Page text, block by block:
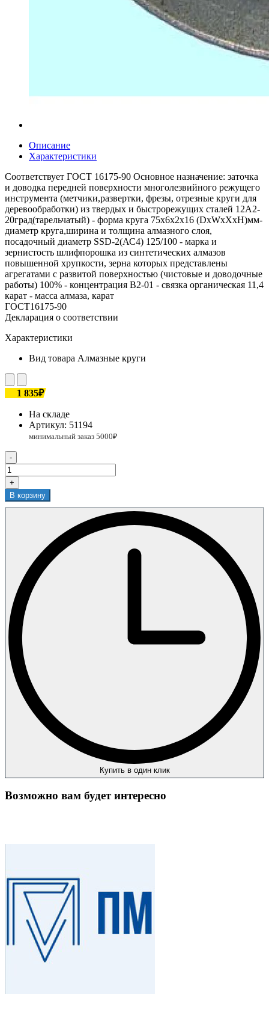
Описание
Характеристики
Соответствует ГОСТ 16175-90 Основное назначение: заточка
и доводка передней поверхности многолезвийного режущего
инструмента (метчики,развертки, фрезы, отрезные круги для
деревообработки) из твердых и быстрорежущих сталей 12А2-
20град(тарельчатый) - форма круга 75x6x2x16 (DxWxXxH)мм-
диаметр круга,ширина и толщина алмазного слоя,
посадочный диаметр SSD-2(АС4) 125/100 - марка и
зернистость шлифпорошка из синтетических алмазов
повышенной хрупкости, зерна которых представлены
агрегатами с развитой поверхностью (чистовые и доводочные
работы) 100% - концентрация В2-01 - связка органическая 11,4
карат - масса алмаза, карат
ГОСТ16175-90
Декларация о соответствии
Характеристики
Вид товара Алмазные круги
1 835₽
На складе
Артикул: 51194
-
+
В корзину
Купить в один клик
Возможно вам будет интересно